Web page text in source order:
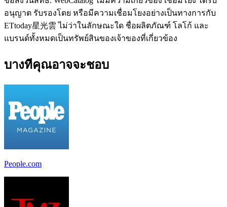
อนุญาต รับรองโดย หรือมีความเชื่อมโยงอย่างเป็นทางการกับ
ETtoday星光雲 ไม่ว่าในลักษณะใด ชื่อผลิตภัณฑ์ โลโก้ และ
แบรนด์ทั้งหมดเป็นทรัพย์สินของเจ้าของที่เกี่ยวข้อง
บางทีคุณอาจจะชอบ
People.com